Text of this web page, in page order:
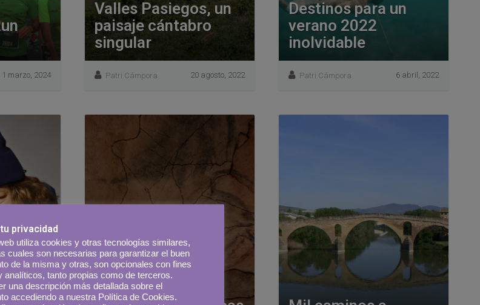
1 marzo, 2024
Valles Pasiegos, un
paisaje cántabro
singular
Patri Cámpora 20 agosto, 2022
Destinos para un
verano 2022
inolvidable
Patri Cámpora 6 abril, 2022
privacidad
utiliza cookies y otras tecnologías similares,
cuales son necesarias para garantizar el buen
de la misma y otras, son opcionales con fines
analíticos, tanto propias como de terceros.
una descripción más detallada sobre el
accediendo a nuestra Política de Cookies.